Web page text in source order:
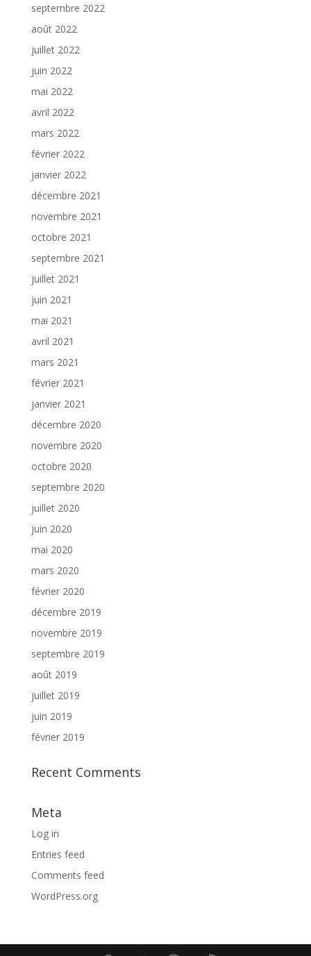
septembre 2022
août 2022
juillet 2022
juin 2022
mai 2022
avril 2022
mars 2022
février 2022
janvier 2022
décembre 2021
novembre 2021
octobre 2021
septembre 2021
juillet 2021
juin 2021
mai 2021
avril 2021
mars 2021
février 2021
janvier 2021
décembre 2020
novembre 2020
octobre 2020
septembre 2020
juillet 2020
juin 2020
mai 2020
mars 2020
février 2020
décembre 2019
novembre 2019
septembre 2019
août 2019
juillet 2019
juin 2019
février 2019
Recent Comments
Meta
Log in
Entries feed
Comments feed
WordPress.org